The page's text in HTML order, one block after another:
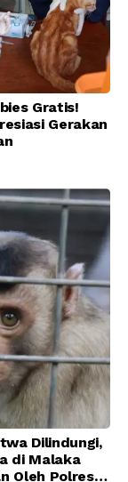
Gratis!
Gerakan
Dilindungi,
di Malaka
Oleh Polres